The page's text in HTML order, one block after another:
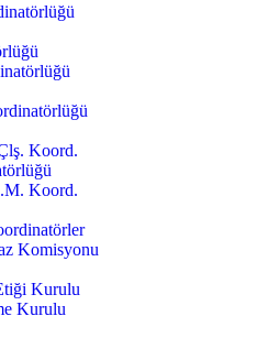
Koord.
Koord.
Komisyonu
Kurulu
Kurulu